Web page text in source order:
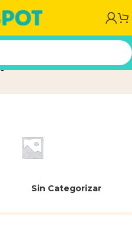
mascotas
Sin Categorizar